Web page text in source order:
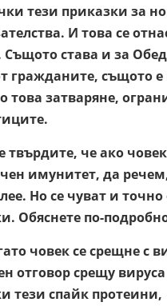
тези приказки за
И това се
Същото става и за
гражданите, същото
това затваряне,
че ако
имунитет, да
Но се чуват и
Обяснете по-
човек се срещне с
отговор срещу
тези спайк